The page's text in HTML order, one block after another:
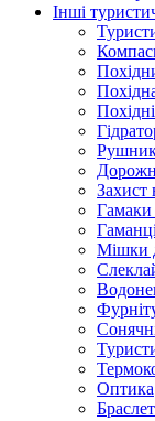
Інші
Захист
Гамаки
Мішки
Оптика